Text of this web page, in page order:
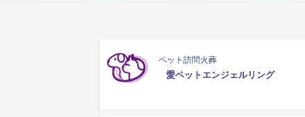
ペット訪問火葬
愛ペットエンジェルリング